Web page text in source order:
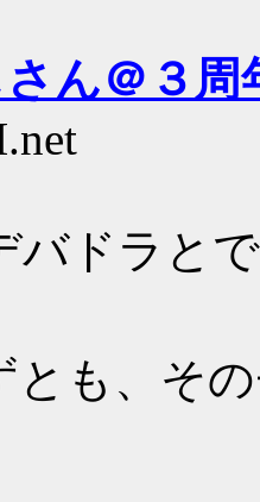
ん＠３周
バドラと
とも、そ